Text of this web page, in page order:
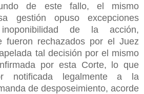
de este fallo, el mismo
gestión opuso excepciones
de la acción,
fueron rechazados por el Juez
tal decisión por el mismo
por esta Corte, lo que
notificada legalmente a la
de desposeimiento, acorde